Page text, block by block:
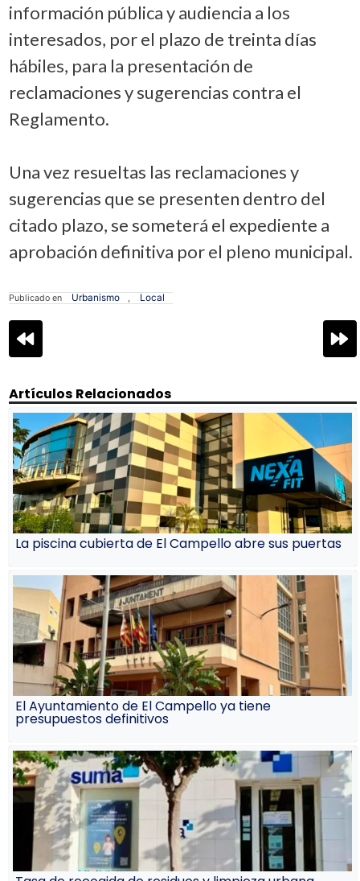
información pública y audiencia a los
interesados, por el plazo de treinta días
hábiles, para la presentación de
reclamaciones y sugerencias contra el
Reglamento.
Una vez resueltas las reclamaciones y
sugerencias que se presenten dentro del
citado plazo, se someterá el expediente a
aprobación definitiva por el pleno municipal.
Publicado en Urbanismo , Local
Navegación
de
Artículos Relacionados
La piscina cubierta de El Campello abre sus puertas
El Ayuntamiento de El Campello ya tiene
presupuestos definitivos